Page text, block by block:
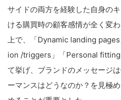
サイドの両方を経験した自身の
ける購買時の顧客感情が全く変
上で、「Dynamic landing pages
ion /triggers 」「Personal fitting
て挙げ、ブランドのメッセージ
ーマンスはどうなのか？を見極